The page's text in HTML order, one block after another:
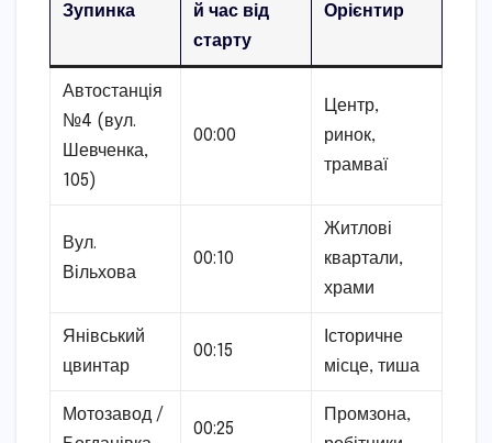
Зупинка
й час від
старту
Орієнтир
Автостанція
№4 (вул.
Шевченка,
105)
00:00
Центр,
ринок,
трамваї
Вул.
Вільхова
00:10
Житлові
квартали,
храми
Янівський
цвинтар
00:15
Історичне
місце, тиша
Мотозавод /
00:25
Промзона,